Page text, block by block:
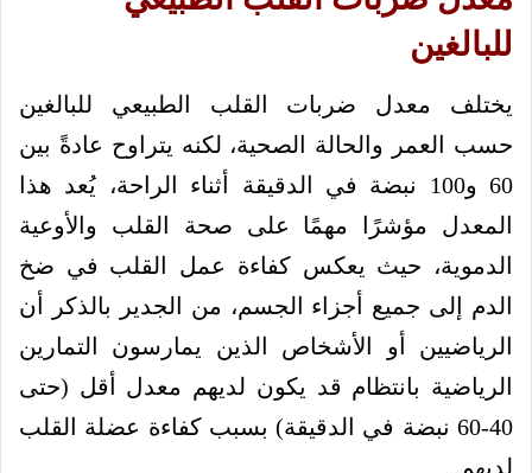
للبالغين
يختلف معدل ضربات القلب الطبيعي للبالغين
حسب العمر والحالة الصحية، لكنه يتراوح عادةً بين
60 و100 نبضة في الدقيقة أثناء الراحة، يُعد هذا
المعدل مؤشرًا مهمًا على صحة القلب والأوعية
الدموية، حيث يعكس كفاءة عمل القلب في ضخ
الدم إلى جميع أجزاء الجسم، من الجدير بالذكر أن
الرياضيين أو الأشخاص الذين يمارسون التمارين
الرياضية بانتظام قد يكون لديهم معدل أقل (حتى
40-60 نبضة في الدقيقة) بسبب كفاءة عضلة القلب
لديهم.